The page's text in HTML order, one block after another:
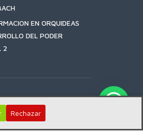
EN ORQUIDEAS
DEL PODER
2
Rechazar